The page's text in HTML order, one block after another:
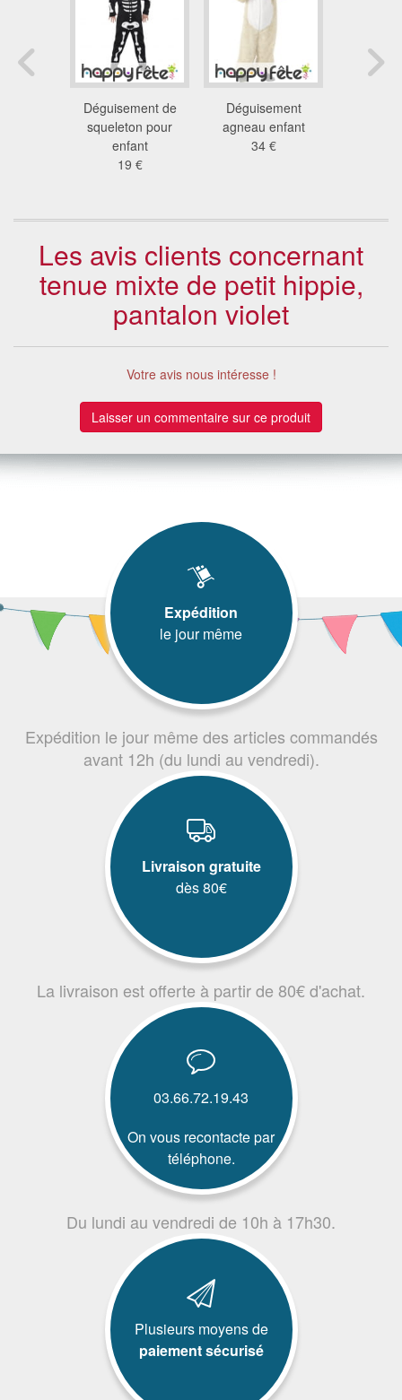
Déguisement de
squeleton pour
enfant
19 €
Déguisement
agneau enfant
34 €
Les avis clients concernant
tenue mixte de petit hippie,
pantalon violet
Votre avis nous intéresse !
Laisser un commentaire sur ce produit
Expédition
le jour même
Expédition le jour même des articles commandés
avant 12h (du lundi au vendredi).
Livraison gratuite
dès 80€
La livraison est offerte à partir de 80€ d'achat.
03.66.72.19.43
On vous recontacte par
téléphone.
Du lundi au vendredi de 10h à 17h30.
Plusieurs moyens de
paiement sécurisé